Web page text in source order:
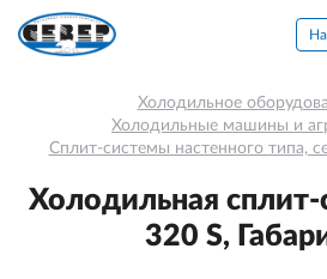
Холодильное
Холодильные машины и
Сплит-системы настенного типа,
Холодильная сплит-
320 S,